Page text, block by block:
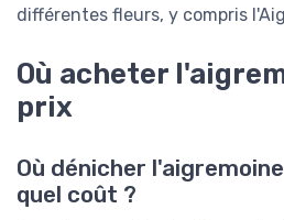
différentes fleurs, y compris
Où acheter
prix
Où dénicher
quel coût ?